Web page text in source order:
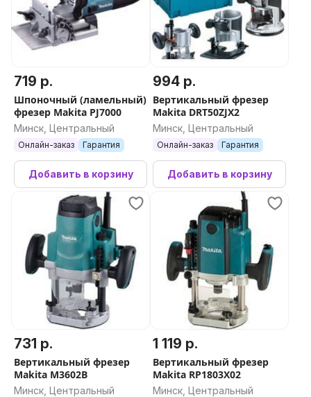
719 р.
Шпоночный (ламельный)
фрезер Makita PJ7000
Минск, Центральный
Онлайн-заказ Гарантия
Добавить в корзину
994 р.
Вертикальный фрезер
Makita DRT50ZJX2
Минск, Центральный
Онлайн-заказ Гарантия
Добавить в корзину
731 р.
Вертикальный фрезер
Makita M3602B
Минск, Центральный
1 119 р.
Вертикальный фрезер
Makita RP1803X02
Минск, Центральный